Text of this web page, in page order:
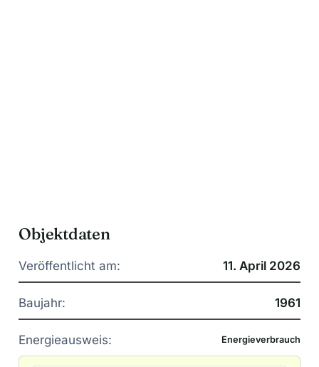
Objektdaten
Veröffentlicht am: 11. April 2026
Baujahr: 1961
Energieausweis: Energieverbrauch